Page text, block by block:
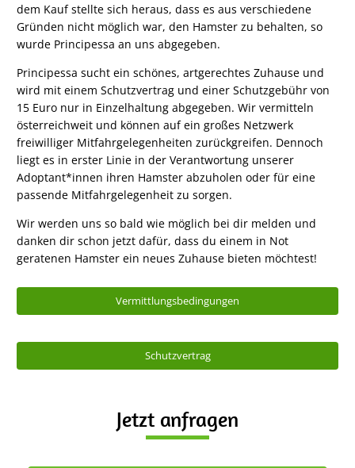
dem Kauf stellte sich heraus, dass es aus verschiedene
Gründen nicht möglich war, den Hamster zu behalten, so
wurde Principessa an uns abgegeben.
Principessa sucht ein schönes, artgerechtes Zuhause und
wird mit einem Schutzvertrag und einer Schutzgebühr von
15 Euro nur in Einzelhaltung abgegeben. Wir vermitteln
österreichweit und können auf ein großes Netzwerk
freiwilliger Mitfahrgelegenheiten zurückgreifen. Dennoch
liegt es in erster Linie in der Verantwortung unserer
Adoptant*innen ihren Hamster abzuholen oder für eine
passende Mitfahrgelegenheit zu sorgen.
Wir werden uns so bald wie möglich bei dir melden und
danken dir schon jetzt dafür, dass du einem in Not
geratenen Hamster ein neues Zuhause bieten möchtest!
Vermittlungsbedingungen
Schutzvertrag
Jetzt anfragen